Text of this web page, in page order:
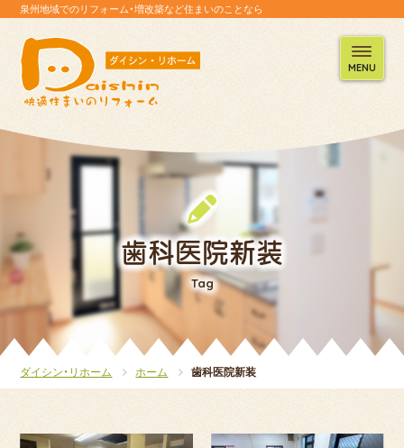
泉州地域でのリフォーム・増改築など住まいのことなら
MENU
歯科医院新装
Tag
ダイシン・リホーム ホーム 歯科医院新装